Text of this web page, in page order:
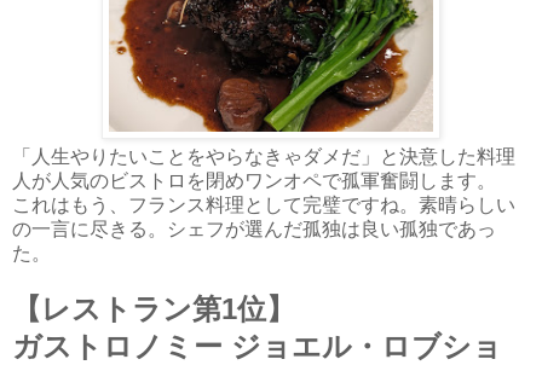
「人生やりたいことをやらなきゃダメだ」と決意した料理
人が人気のビストロを閉めワンオペで孤軍奮闘します。
これはもう、フランス料理として完璧ですね。素晴らしい
の一言に尽きる。シェフが選んだ孤独は良い孤独であっ
た。
【レストラン第1位】
ガストロノミー ジョエル・ロブショ